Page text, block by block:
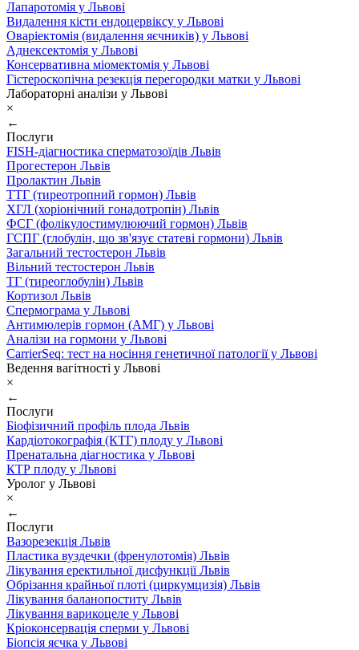
Лапаротомія у Львові
Видалення кісти ендоцервіксу у Львові
Оваріектомія (видалення яєчників) у Львові
Аднексектомія у Львові
Консервативна міомектомія у Львові
Гістероскопічна резекція перегородки матки у Львові
Лабораторні аналізи у Львові
×
←
Послуги
FISH-діагностика сперматозоїдів Львів
Прогестерон Львів
Пролактин Львів
ТТГ (тиреотропний гормон) Львів
ХГЛ (хоріонічний гонадотропін) Львів
ФСГ (фолікулостимулюючий гормон) Львів
ГСПГ (глобулін, що зв'язує статеві гормони) Львів
Загальний тестостерон Львів
Вільний тестостерон Львів
ТГ (тиреоглобулін) Львів
Кортизол Львів
Спермограма у Львові
Антимюлерів гормон (АМГ) у Львові
Аналізи на гормони у Львові
CarrierSeq: тест на носіння генетичної патології у Львові
Ведення вагітності у Львові
×
←
Послуги
Біофізичний профіль плода Львів
Кардіотокографія (КТГ) плоду у Львові
Пренатальна діагностика у Львові
КТР плоду у Львові
Уролог у Львові
×
←
Послуги
Вазорезекція Львів
Пластика вуздечки (френулотомія) Львів
Лікування еректильної дисфункції Львів
Обрізання крайньої плоті (циркумцизія) Львів
Лікування баланопоститу Львів
Лікування варикоцеле у Львові
Кріоконсервація сперми у Львові
Біопсія яєчка у Львові